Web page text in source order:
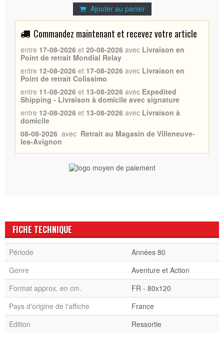
Ajouter au panier
Commandez maintenant et recevez votre article
entre 17-08-2026 et 20-08-2026 avec Livraison en
Point de retrait Mondial Relay
entre 12-08-2026 et 17-08-2026 avec Livraison en
Point de retrait Colissimo
entre 11-08-2026 et 13-08-2026 avec Expedited
Shipping - Livraison à domicile avec signature
entre 12-08-2026 et 13-08-2026 avec Livraison à
domicile
08-08-2026 avec Retrait au Magasin de Villeneuve-
les-Avignon
FICHE TECHNIQUE
Période
Années 80
Genre
Aventure et Action
Format approx. en cm.
FR - 80x120
Pays d'origine de l'affiche
France
Edition
Ressortie